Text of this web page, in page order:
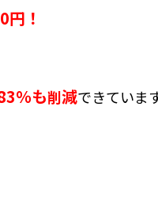
！
％も削減できていま